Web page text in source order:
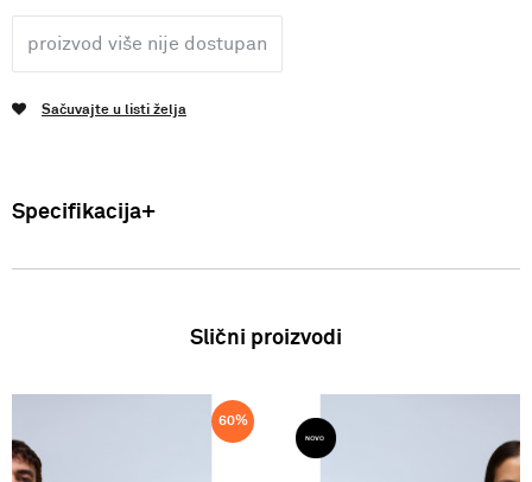
proizvod više nije dostupan
Sačuvajte u listi želja
Specifikacija
Slični proizvodi
60%